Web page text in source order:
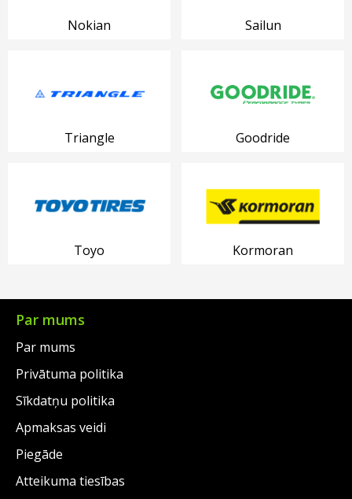
Nokian Sailun
Triangle Goodride
Toyo Kormoran
Par mums
Par mums
Privātuma politika
Sīkdatņu politika
Apmaksas veidi
Piegāde
Atteikuma tiesības